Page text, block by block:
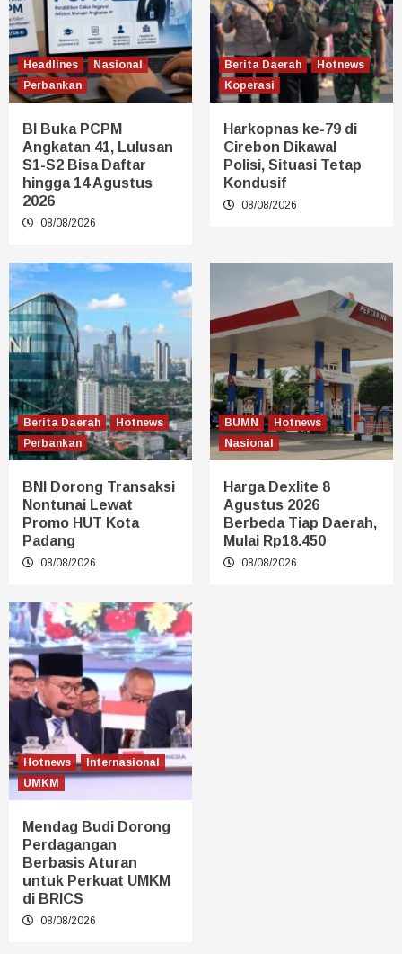
Headlines
Nasional
Perbankan
BI Buka PCPM
Angkatan 41, Lulusan
S1-S2 Bisa Daftar
hingga 14 Agustus
2026
08/08/2026
Berita Daerah
Hotnews
Koperasi
Harkopnas ke-79 di
Cirebon Dikawal
Polisi, Situasi Tetap
Kondusif
08/08/2026
Berita Daerah
Hotnews
Perbankan
BNI Dorong Transaksi
Nontunai Lewat
Promo HUT Kota
Padang
08/08/2026
BUMN
Hotnews
Nasional
Harga Dexlite 8
Agustus 2026
Berbeda Tiap Daerah,
Mulai Rp18.450
08/08/2026
Hotnews
Internasional
UMKM
Mendag Budi Dorong
Perdagangan
Berbasis Aturan
untuk Perkuat UMKM
di BRICS
08/08/2026